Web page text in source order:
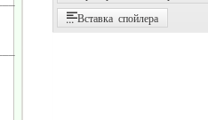
Вставка спойлера